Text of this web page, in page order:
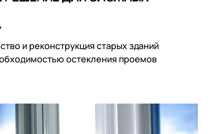
и реконструкция старых зданий
остекления проемов